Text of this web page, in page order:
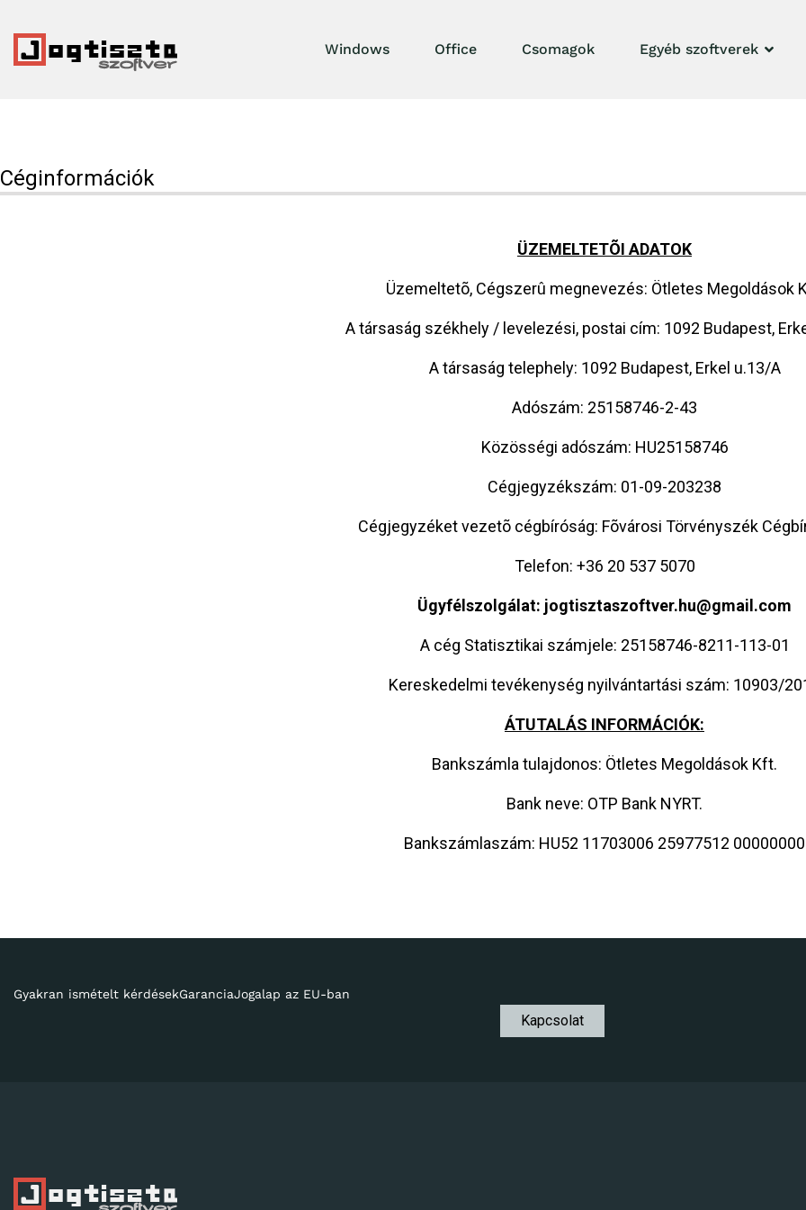
Windows Office Csomagok Egyéb szoftverek
Céginformációk
ÜZEMELTETÕI ADATOK
Üzemeltetõ, Cégszerû megnevezés: Ötletes Megoldások
A társaság székhely / levelezési, postai cím: 1092 Budapest,
A társaság telephely: 1092 Budapest, Erkel u.13/A
Adószám: 25158746-2-43
Közösségi adószám: HU25158746
Cégjegyzékszám: 01-09-203238
Cégjegyzéket vezetõ cégbíróság: Fõvárosi Törvényszék
Telefon: +36 20 537 5070
Ügyfélszolgálat: jogtisztaszoftver.hu@gmail.com
A cég Statisztikai számjele: 25158746-8211-113-01
Kereskedelmi tevékenység nyilvántartási szám: 10903/
ÁTUTALÁS INFORMÁCIÓK:
Bankszámla tulajdonos: Ötletes Megoldások Kft.
Bank neve: OTP Bank NYRT.
Bankszámlaszám: HU52 11703006 25977512 00000000
Gyakran ismételt kérdésekGaranciaJogalap az EU-ban
Kapcsolat